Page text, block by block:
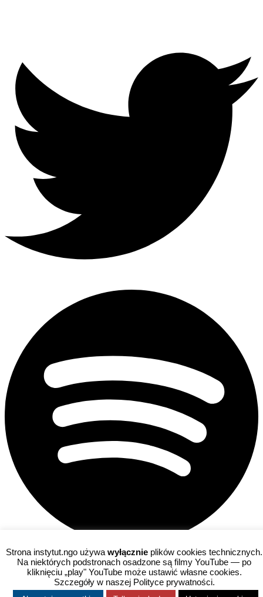
Strona instytut.ngo używawyłącznie plików cookies technicznych.
Na niektórych podstronach osadzone są filmy YouTube — po
kliknięciu „play" YouTube może ustawić własne cookies.
Szczegóły w naszej Polityce prywatności.